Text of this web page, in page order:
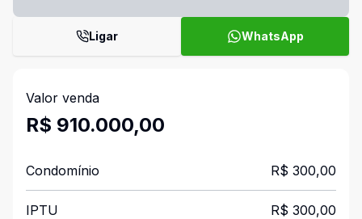
Ligar WhatsApp
Valor venda
R$ 910.000,00
Condomínio R$ 300,00
IPTU R$ 300,00